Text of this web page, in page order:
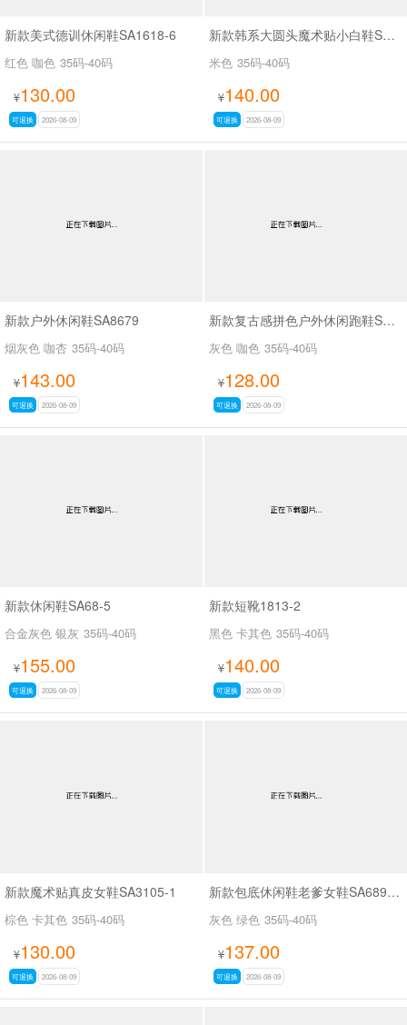
新款美式德训休闲鞋SA1618-6
红色 咖色 35码-40码
¥130.00
可退换 2026-08-09
新款韩系大圆头魔术贴小白鞋SAK2616A
米色 35码-40码
¥140.00
可退换 2026-08-09
新款户外休闲鞋SA8679
烟灰色 咖杏 35码-40码
¥143.00
可退换 2026-08-09
新款复古感拼色户外休闲跑鞋SA356-6
灰色 咖色 35码-40码
¥128.00
可退换 2026-08-09
新款休闲鞋SA68-5
合金灰色 银灰 35码-40码
¥155.00
可退换 2026-08-09
新款短靴1813-2
黑色 卡其色 35码-40码
¥140.00
可退换 2026-08-09
新款魔术贴真皮女鞋SA3105-1
棕色 卡其色 35码-40码
¥130.00
可退换 2026-08-09
新款包底休闲鞋老爹女鞋SA689-13
灰色 绿色 35码-40码
¥137.00
可退换 2026-08-09